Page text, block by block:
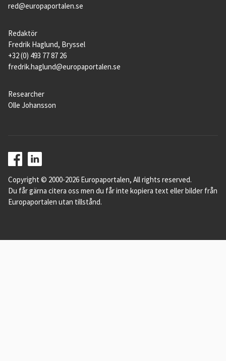
red@europaportalen.se
Redaktör
Fredrik Haglund, Bryssel
+32 (0) 493 77 87 26
fredrik.haglund@europaportalen.se
Researcher
Olle Johansson
Copyright © 2000-2026 Europaportalen, All rights reserved.
Du får gärna citera oss men du får inte kopiera text eller bilder från
Europaportalen utan tillstånd.